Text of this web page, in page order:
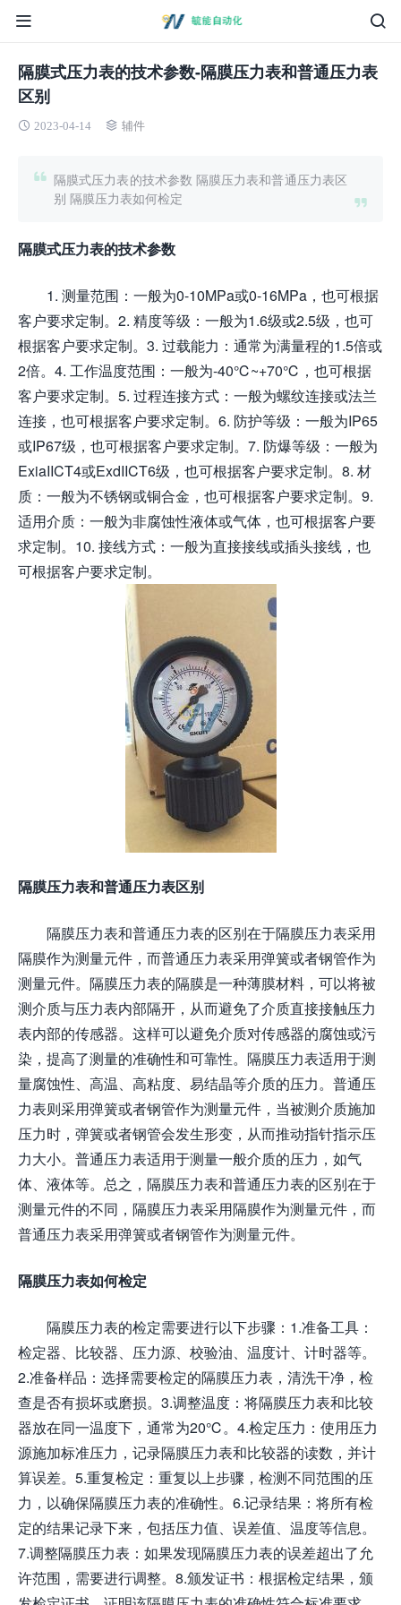
隔膜式压力表的技术参数-隔膜压力表和普通压力表
区别
2023-04-14 辅件
隔膜式压力表的技术参数 隔膜压力表和普通压力表区
别 隔膜压力表如何检定
隔膜式压力表的技术参数
1. 测量范围：一般为0-10MPa或0-16MPa，也可根据
客户要求定制。2. 精度等级：一般为1.6级或2.5级，也可
根据客户要求定制。3. 过载能力：通常为满量程的1.5倍或
2倍。4. 工作温度范围：一般为-40℃~+70℃，也可根据
客户要求定制。5. 过程连接方式：一般为螺纹连接或法兰
连接，也可根据客户要求定制。6. 防护等级：一般为IP65
或IP67级，也可根据客户要求定制。7. 防爆等级：一般为
ExiaIICT4或ExdIICT6级，也可根据客户要求定制。8. 材
质：一般为不锈钢或铜合金，也可根据客户要求定制。9.
适用介质：一般为非腐蚀性液体或气体，也可根据客户要
求定制。10. 接线方式：一般为直接接线或插头接线，也
可根据客户要求定制。
隔膜压力表和普通压力表区别
隔膜压力表和普通压力表的区别在于隔膜压力表采用
隔膜作为测量元件，而普通压力表采用弹簧或者钢管作为
测量元件。隔膜压力表的隔膜是一种薄膜材料，可以将被
测介质与压力表内部隔开，从而避免了介质直接接触压力
表内部的传感器。这样可以避免介质对传感器的腐蚀或污
染，提高了测量的准确性和可靠性。隔膜压力表适用于测
量腐蚀性、高温、高粘度、易结晶等介质的压力。普通压
力表则采用弹簧或者钢管作为测量元件，当被测介质施加
压力时，弹簧或者钢管会发生形变，从而推动指针指示压
力大小。普通压力表适用于测量一般介质的压力，如气
体、液体等。总之，隔膜压力表和普通压力表的区别在于
测量元件的不同，隔膜压力表采用隔膜作为测量元件，而
普通压力表采用弹簧或者钢管作为测量元件。
隔膜压力表如何检定
隔膜压力表的检定需要进行以下步骤：1.准备工具：
检定器、比较器、压力源、校验油、温度计、计时器等。
2.准备样品：选择需要检定的隔膜压力表，清洗干净，检
查是否有损坏或磨损。3.调整温度：将隔膜压力表和比较
器放在同一温度下，通常为20℃。4.检定压力：使用压力
源施加标准压力，记录隔膜压力表和比较器的读数，并计
算误差。5.重复检定：重复以上步骤，检测不同范围的压
力，以确保隔膜压力表的准确性。6.记录结果：将所有检
定的结果记录下来，包括压力值、误差值、温度等信息。
7.调整隔膜压力表：如果发现隔膜压力表的误差超出了允
许范围，需要进行调整。8.颁发证书：根据检定结果，颁